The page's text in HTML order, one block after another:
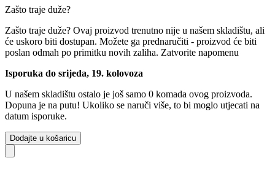
Zašto traje duže?
Zašto traje duže? Ovaj proizvod trenutno nije u našem skladištu, ali
će uskoro biti dostupan. Možete ga prednaručiti - proizvod će biti
poslan odmah po primitku novih zaliha. Zatvorite napomenu
Isporuka do srijeda, 19. kolovoza
U našem skladištu ostalo je još samo 0 komada ovog proizvoda.
Dopuna je na putu! Ukoliko se naruči više, to bi moglo utjecati na
datum isporuke.
Dodajte u košaricu